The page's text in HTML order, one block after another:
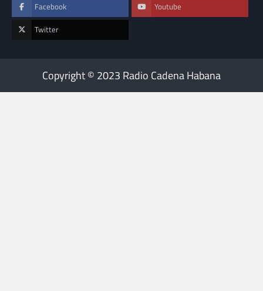
Facebook Youtube
Twitter